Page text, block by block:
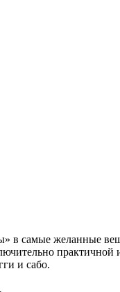
в самые желанные
и сабо.